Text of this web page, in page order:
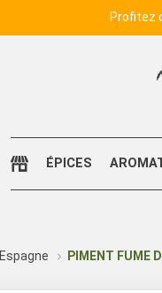
Profitez
ÉPICES
Espagne PIMENT FUME